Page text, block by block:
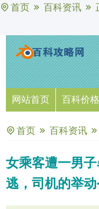
首页 百科资讯
网站首页 百科价格
首页 百科资讯
女乘客遭一男
逃，司机的举